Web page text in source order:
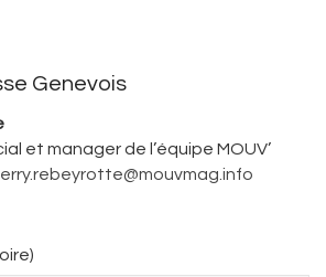
Genevois
et manager de l’équipe MOUV’